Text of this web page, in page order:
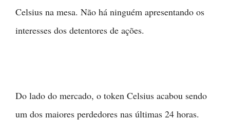
Celsius na mesa. Não há ninguém apresentando os
interesses dos detentores de ações.
Do lado do mercado, o token Celsius acabou sendo
um dos maiores perdedores nas últimas 24 horas.